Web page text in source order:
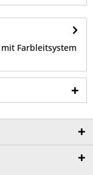
Farbleitsystem